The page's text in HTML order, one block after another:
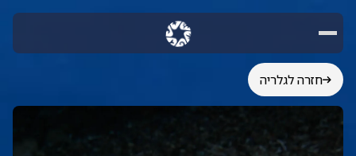
חזרה לגלריה